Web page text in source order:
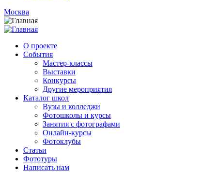
Москва
О проекте
События
Мастер-классы
Выставки
Конкурсы
Другие мероприятия
Каталог школ
Вузы и колледжи
Фотошколы и курсы
Занятия с фотографами
Онлайн-курсы
Фотоклубы
Статьи
Фототуры
Написать нам